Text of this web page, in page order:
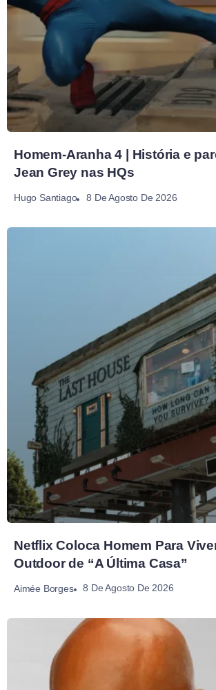
Homem-Aranha 4 | História e
Jean Grey nas HQs
Hugo Santiago 8 De Agosto De 2026
Netflix Coloca Homem Para
Outdoor de “A Última Casa”
Aimée Borges 8 De Agosto De 2026